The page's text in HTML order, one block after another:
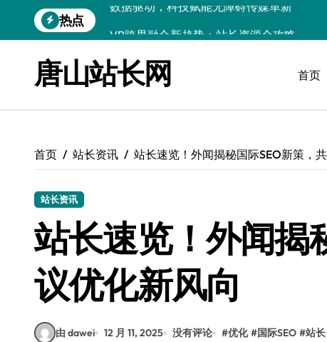
到
热点
云计算弹性架构：智能资源调配揭秘
数据驱动传媒革新：交互优化实战解析
数据驱动下的传媒生态量子跃迁
数据驱动创新：科技赋能传媒增长
云安全护航传媒数据新趋势
唐山站长网 首页
首页 站长资讯 站长速览！外闻揭秘国际SEO新策，
站长资讯
站长速览！外闻揭
议优化新风向
由 dawei 12 月 11, 2025 没有评论 #优化 #国际SEO #站长